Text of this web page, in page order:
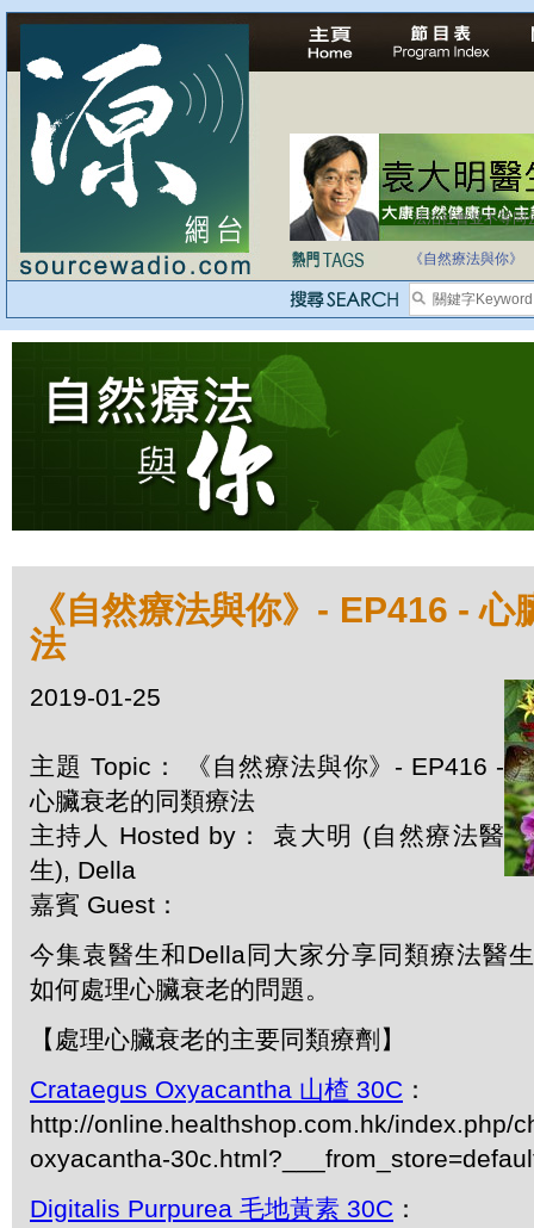
法治社會並不等同
自家教育合法化-
《自然療法與你》
《自然療法與你》- EP416 -
法
2019-01-25
主題 Topic： 《自然療法與你》- EP416 -
心臟衰老的同類療法
主持人 Hosted by： 袁大明 (自然療法醫
生), Della
嘉賓 Guest：
今集袁醫生和Della同大家分享同類療法醫
如何處理心臟衰老的問題。
【處理心臟衰老的主要同類療劑】
Crataegus Oxyacantha 山楂 30C ：
http://online.healthshop.com.hk/index.php/
oxyacantha-
Digitalis Purpurea 毛地黃素 30C ：